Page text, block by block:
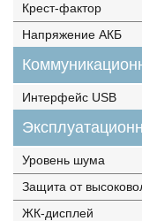
Крест-фактор
Напряжение АКБ
Интерфейс USB
Уровень шума
Защита от
ЖК-дисплей